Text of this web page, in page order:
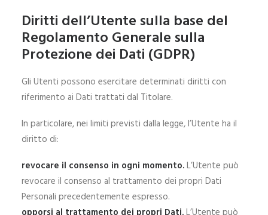
Diritti dell’Utente sulla base del
Regolamento Generale sulla
Protezione dei Dati (GDPR)
Gli Utenti possono esercitare determinati diritti con
riferimento ai Dati trattati dal Titolare.
In particolare, nei limiti previsti dalla legge, l’Utente ha il
diritto di:
revocare il consenso in ogni momento.L’Utente può
revocare il consenso al trattamento dei propri Dati
Personali precedentemente espresso.